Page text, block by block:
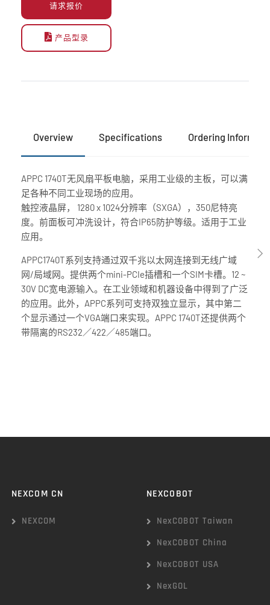
请求报价
产品型录
Overview Specifications Ordering
APPC 1740T无风扇平板电脑，采用工业级的主板，可以满
足各种不同工业现场的应用。
触控液晶屏， 1280 x 1024分辨率（SXGA），350尼特亮
度。前面板可冲洗设计，符合IP65防护等级。适用于工业
应用。
APPC1740T系列支持通过双千兆以太网连接到无线广域
网/局域网。提供两个mini-PCIe插槽和一个SIM卡槽。12 ~
30V DC宽电源输入。在工业领域和机器设备中得到了广泛
的应用。此外，APPC系列可支持双独立显示，其中第二
个显示通过一个VGA端口来实现。APPC 1740T还提供两个
带隔离的RS232／422／485端口。
NEXCOM CN
NEXCOM
NEXCOBOT
NexCOBOT Taiwan
NexCOBOT China
NexCOBOT USA
NexGOL